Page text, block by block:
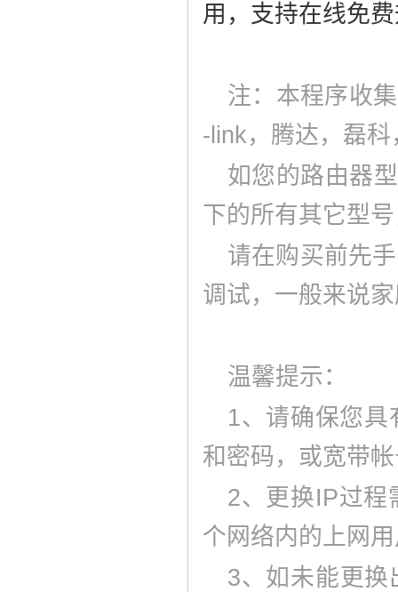
用，支持在线免
注：本程序收
-link，腾达，磊
如您的路由器
下的所有其它型
请在购买前先
调试，一般来说
温馨提示：
1、请确保您
和密码，或宽带
2、更换IP过程
个网络内的上网
3、如未能更